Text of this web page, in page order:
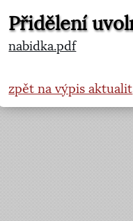
Přidělení
nabidka.pdf
zpět na výpis aktualit